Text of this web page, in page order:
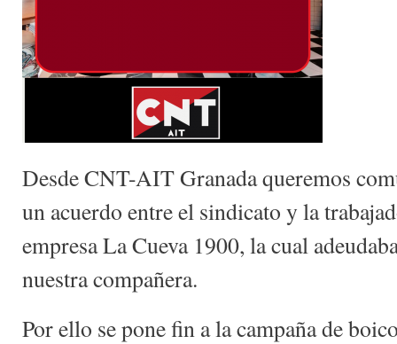
Desde CNT-AIT Granada queremos
un acuerdo entre el sindicato y la
empresa La Cueva 1900, la cual
nuestra compañera.
Por ello se pone fin a la campaña de